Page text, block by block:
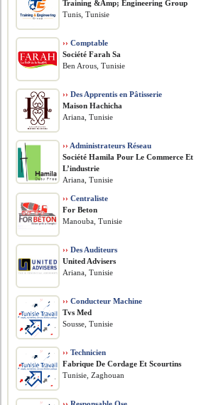
Training &Amp; Engineering Group
Tunis, Tunisie
›› Comptable
Société Farah Sa
Ben Arous, Tunisie
›› Des Apprentis en Pâtisserie
Maison Hachicha
Ariana, Tunisie
›› Administrateurs Réseau
Société Hamila Pour Le Commerce Et
L’industrie
Ariana, Tunisie
›› Centraliste
For Beton
Manouba, Tunisie
›› Des Auditeurs
United Advisers
Ariana, Tunisie
›› Conducteur Machine
Tvs Med
Sousse, Tunisie
›› Technicien
Fabrique De Cordage Et Scourtins
Tunisie, Zaghouan